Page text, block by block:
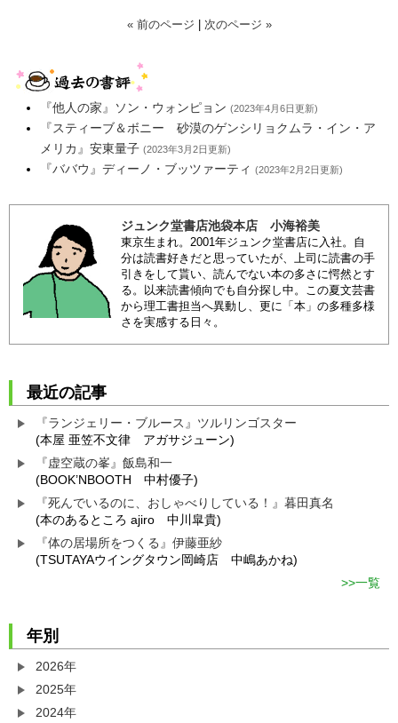
« 前のページ 次のページ »
『他人の家』ソン・ウォンピョン (2023年4月6日更新)
『スティーブ＆ボニー 砂漠のゲンシリョクムラ・イン・ア
メリカ』安東量子 (2023年3月2日更新)
『ババウ』ディーノ・ブッツァーティ (2023年2月2日更新)
ジュンク堂書店池袋本店 小海裕美
東京生まれ。2001年ジュンク堂書店に入社。自
分は読書好きだと思っていたが、上司に読書の手
引きをして貰い、読んでない本の多さに愕然とす
る。以来読書傾向でも自分探し中。この夏文芸書
から理工書担当へ異動し、更に「本」の多種多様
さを実感する日々。
最近の記事
『ランジェリー・ブルース』ツルリンゴスター
(本屋 亜笠不文律 アガサジューン)
『虚空蔵の峯』飯島和一
(BOOK’NBOOTH 中村優子)
『死んでいるのに、おしゃべりしている！』暮田真名
(本のあるところ ajiro 中川皐貴)
『体の居場所をつくる』伊藤亜紗
(TSUTAYAウイングタウン岡崎店 中嶋あかね)
一覧
年別
2026年
2025年
2024年